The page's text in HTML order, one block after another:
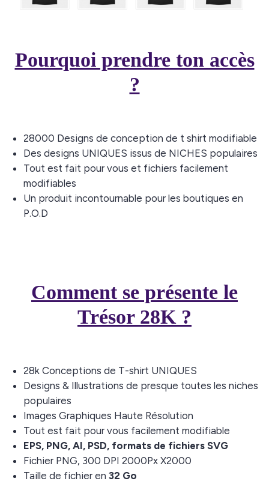
Pourquoi prendre ton accès
?
28000 Designs de conception de t shirt modifiable
Des designs UNIQUES issus de NICHES populaires
Tout est fait pour vous et fichiers facilement
modifiables
Un produit incontournable pour les boutiques en
P.O.D
Comment se présente le
Trésor 28K ?
28k Conceptions de T-shirt UNIQUES
Designs & Illustrations de presque toutes les niches
populaires
Images Graphiques Haute Résolution
Tout est fait pour vous facilement modifiable
EPS, PNG, AI, PSD, formats de fichiers SVG
Fichier PNG, 300 DPI 2000Px X2000
Taille de fichier en 32 Go